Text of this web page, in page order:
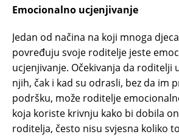
Emocionalno ucjenjivanje
Jedan od načina na koji mnoga
povređuju svoje roditelje jeste
ucjenjivanje. Očekivanja da roditelji
njih, čak i kad su odrasli, bez da im
podršku, može roditelje
koja koriste krivnju kako bi dobila
roditelja, često nisu svjesna koliko